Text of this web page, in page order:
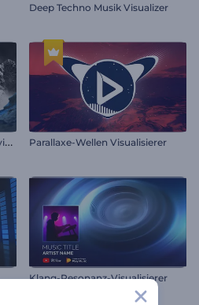
Deep Techno Musik Visualizer
K
osmische Sternwarte Musikvisualisierer Parallaxe-Wellen Visualisierer
Klang-Resonanz-Visualisierer